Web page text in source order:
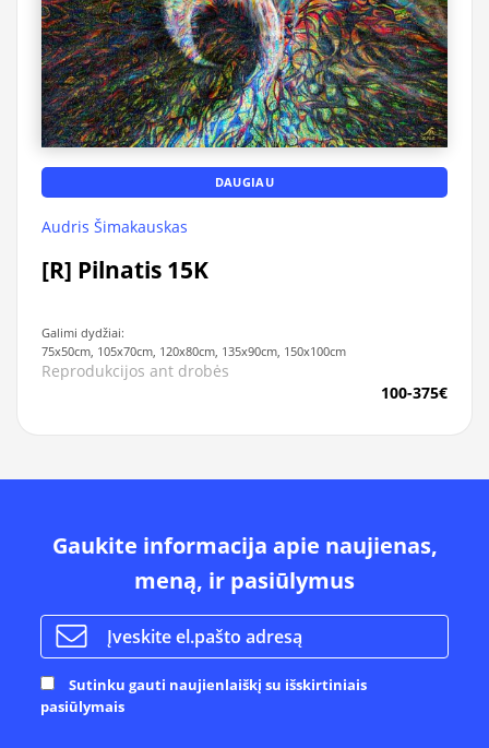
DAUGIAU
Audris Šimakauskas
[R] Pilnatis 15K
Galimi dydžiai:
75x50cm, 105x70cm, 120x80cm, 135x90cm, 150x100cm
Reprodukcijos ant drobės
100-375€
Gaukite informacija apie naujienas,
meną, ir pasiūlymus
Sutinku gauti naujienlaiškį su išskirtiniais
pasiūlymais